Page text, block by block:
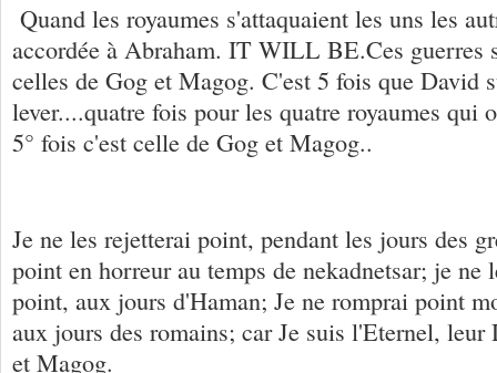
Quand les royaumes s'attaquaient les uns les
accordée à Abraham. IT WILL BE.Ces guerres
celles de Gog et Magog. C'est 5 fois que David
lever....quatre fois pour les quatre royaumes qui
5° fois c'est celle de Gog et Magog..
Je ne les rejetterai point, pendant les jours des
point en horreur au temps de nekadnetsar; je ne
point, aux jours d'Haman; Je ne romprai point
aux jours des romains; car Je suis l'Eternel, leur
et Magog.